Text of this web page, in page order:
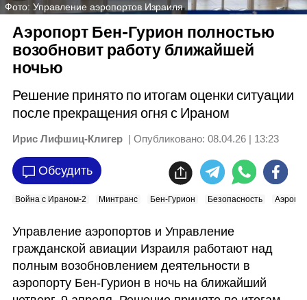
Фото: Управление аэропортов Израиля
Аэропорт Бен-Гурион полностью
возобновит работу ближайшей
ночью
Решение принято по итогам оценки ситуации
после прекращения огня с Ираном
Ирис Лифшиц-Клигер | Опубликовано: 08.04.26 | 13:23
Обсудить
Война с Ираном-2 Минтранс Бен-Гурион Безопасность
Управление аэропортов и Управление
гражданской авиации Израиля работают над
полным возобновлением деятельности в
аэропорту Бен-Гурион в ночь на ближайший